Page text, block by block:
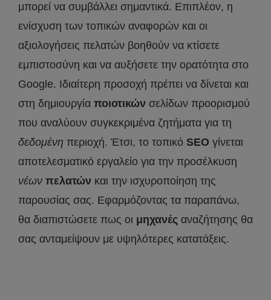
μπορεί να συμβάλλει σημαντικά. Επιπλέον, η
ενίσχυση των τοπικών αναφορών και οι
αξιολογήσεις πελατών βοηθούν να κτίσετε
εμπιστοσύνη και να αυξήσετε την ορατότητα στο
Google. Ιδιαίτερη προσοχή πρέπει να δίνεται και
στη δημιουργία ποιοτικών σελίδων προορισμού
που αναλύουν συγκεκριμένα ζητήματα για τη
δεδομένη περιοχή. Έτσι, το τοπικό SEO γίνεται
αποτελεσματικό εργαλείο για την προσέλκυση
νέων πελατών και την ισχυροποίηση της
παρουσίας σας. Εφαρμόζοντας τα παραπάνω,
θα διαπιστώσετε πως οι μηχανές αναζήτησης θα
σας ανταμείψουν με υψηλότερες κατατάξεις.